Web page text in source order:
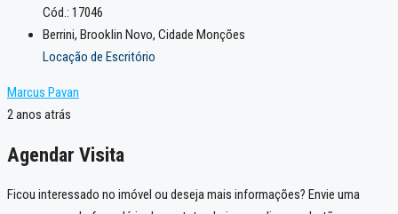
Cód.: 17046
Berrini, Brooklin Novo, Cidade Monções
Locação de Escritório
Marcus Pavan
2 anos atrás
Agendar Visita
Ficou interessado no imóvel ou deseja mais informações? Envie uma